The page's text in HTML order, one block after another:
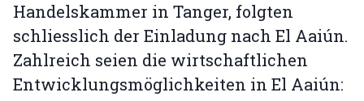
Handelskammer in Tanger, folgten
schliesslich der Einladung nach El Aaiún.
Zahlreich seien die wirtschaftlichen
Entwicklungsmöglichkeiten in El Aaiún: